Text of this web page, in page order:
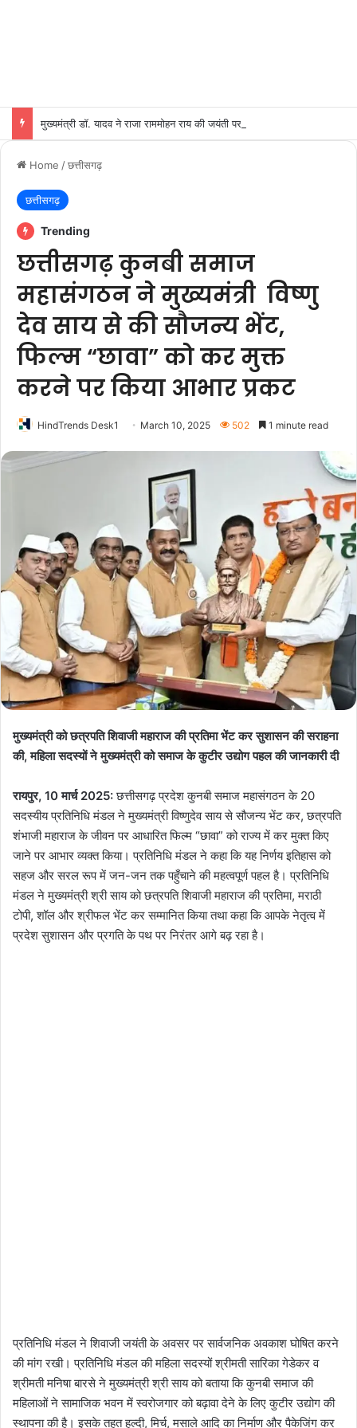
मुख्यमंत्री डॉ. यादव ने राजा राममोहन राय की जयंती पर किया नमन
Home /छत्तीसगढ़
छत्तीसगढ़
Trending
छत्तीसगढ़ कुनबी समाज
महासंगठन ने मुख्यमंत्री विष्णु
देव साय से की सौजन्य भेंट,
फिल्म “छावा” को कर मुक्त
करने पर किया आभार प्रकट
HindTrends Desk1 March 10, 2025 502 1 minute read
मुख्यमंत्री को छत्रपति शिवाजी महाराज की प्रतिमा भेंट कर सुशासन की सराहना
की, महिला सदस्यों ने मुख्यमंत्री को समाज के कुटीर उद्योग पहल की जानकारी दी
रायपुर, 10 मार्च 2025:छत्तीसगढ़ प्रदेश कुनबी समाज महासंगठन के 20
सदस्यीय प्रतिनिधि मंडल ने मुख्यमंत्री विष्णुदेव साय से सौजन्य भेंट कर, छत्रपति
शंभाजी महाराज के जीवन पर आधारित फिल्म “छावा” को राज्य में कर मुक्त किए
जाने पर आभार व्यक्त किया। प्रतिनिधि मंडल ने कहा कि यह निर्णय इतिहास को
सहज और सरल रूप में जन-जन तक पहुँचाने की महत्वपूर्ण पहल है। प्रतिनिधि
मंडल ने मुख्यमंत्री श्री साय को छत्रपति शिवाजी महाराज की प्रतिमा, मराठी
टोपी, शॉल और श्रीफल भेंट कर सम्मानित किया तथा कहा कि आपके नेतृत्व में
प्रदेश सुशासन और प्रगति के पथ पर निरंतर आगे बढ़ रहा है।
प्रतिनिधि मंडल ने शिवाजी जयंती के अवसर पर सार्वजनिक अवकाश घोषित करने
की मांग रखी। प्रतिनिधि मंडल की महिला सदस्यों श्रीमती सारिका गेडेकर व
श्रीमती मनिषा बारसे ने मुख्यमंत्री श्री साय को बताया कि कुनबी समाज की
महिलाओं ने सामाजिक भवन में स्वरोजगार को बढ़ावा देने के लिए कुटीर उद्योग की
स्थापना की है। इसके तहत हल्दी, मिर्च, मसाले आदि का निर्माण और पैकेजिंग कर